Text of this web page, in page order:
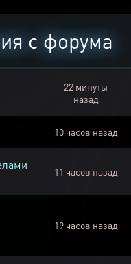
с форума
22 минуты
назад
10 часов назад
11 часов назад
19 часов назад